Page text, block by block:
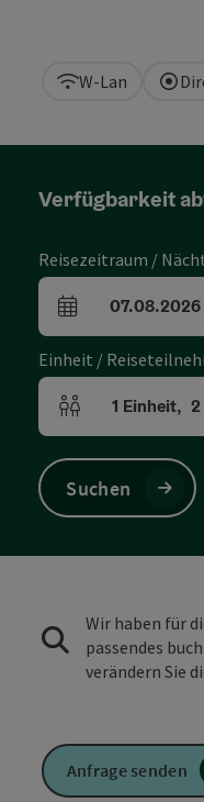
W-Lan
Verfügbarkeit
Reisezeitraum /
An- und Abreisefelder
07.08.2026
Einheit /
Einheitenanzahl
1 Einheit, 2
Suchen
Wir haben für
passendes
verändern Sie
Anfrage senden